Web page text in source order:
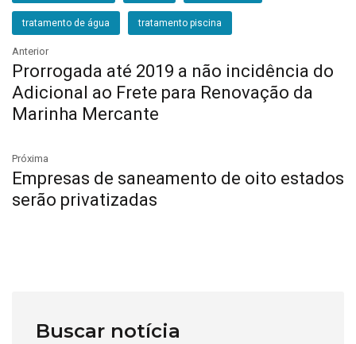
tratamento de água tratamento piscina
Anterior
Prorrogada até 2019 a não incidência do
Adicional ao Frete para Renovação da
Marinha Mercante
Próxima
Empresas de saneamento de oito estados
serão privatizadas
Buscar notícia